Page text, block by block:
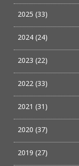
2025 (33)
2024 (24)
2023 (22)
2022 (33)
2021 (31)
2020 (37)
2019 (27)